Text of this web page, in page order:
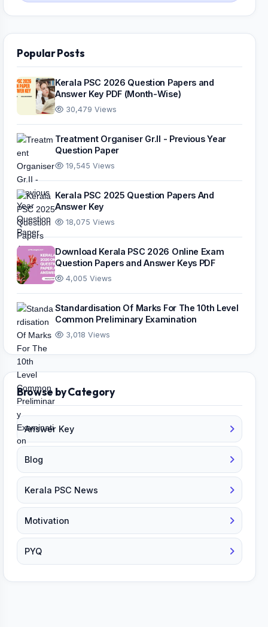
Popular Posts
Kerala PSC 2026 Question Papers and
Answer Key PDF (Month-Wise)
30,479 Views
Treatment Organiser Gr.II - Previous Year
Question Paper
19,545 Views
Kerala PSC 2025 Question Papers And
Answer Key
18,075 Views
Download Kerala PSC 2026 Online Exam
Question Papers and Answer Keys PDF
4,005 Views
Standardisation Of Marks For The 10th Level
Common Preliminary Examination
3,018 Views
Browse by Category
Answer Key
Blog
Kerala PSC News
Motivation
PYQ